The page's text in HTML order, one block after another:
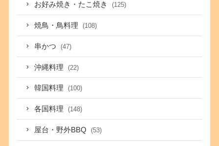
お好み焼き・たこ焼き (125)
焼鳥・鳥料理 (108)
串かつ (47)
沖縄料理 (22)
韓国料理 (100)
各国料理 (148)
屋台・野外BBQ (53)